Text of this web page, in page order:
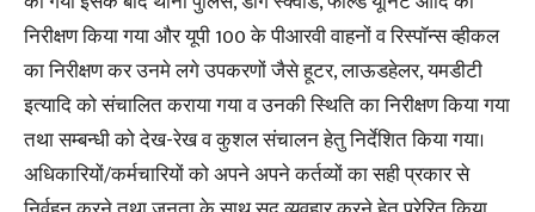
निरीक्षण किया गया और यूपी 100 के पीआरवी वाहनों व रिस्पॉन्स व्हीकल
का निरीक्षण कर उनमे लगे उपकरणों जैसे हूटर, लाऊडहेलर, यमडीटी
इत्यादि को संचालित कराया गया व उनकी स्थिति का निरीक्षण किया गया
तथा सम्बन्धी को देख-रेख व कुशल संचालन हेतु निर्देशित किया गया।
अधिकारियों/कर्मचारियों को अपने अपने कर्तव्यों का सही प्रकार से